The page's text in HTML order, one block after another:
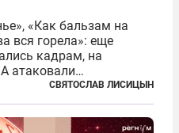
«Как бальзам на
вся горела»: еще
кадрам, на
атаковали
России. В
что в «эту игру можно
дроны только за...
СВЯТОСЛАВ ЛИСИЦЫН